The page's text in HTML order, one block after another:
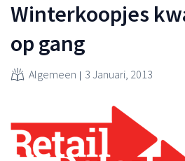
Winterkoopjes
op gang
Algemeen 3 Januari, 2013